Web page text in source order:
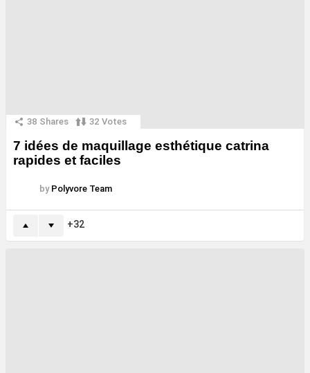
38 Shares 32 Votes
7 idées de maquillage esthétique catrina
rapides et faciles
by Polyvore Team
32